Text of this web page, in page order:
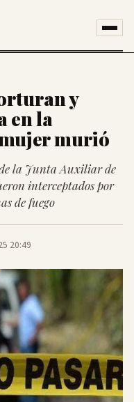
y
en la
murió
la Junta Auxiliar de
interceptados por
de fuego
20:49